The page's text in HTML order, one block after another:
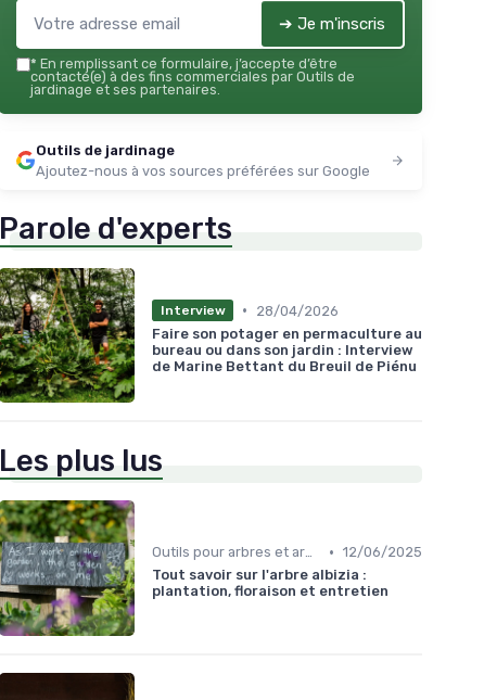
➔ Je m'inscris
* En remplissant ce formulaire, j’accepte d’être
contacté(e) à des fins commerciales par Outils de
jardinage et ses partenaires.
Outils de jardinage
Ajoutez-nous à vos sources préférées sur Google
Parole d'experts
Interview •
28/04/2026
Faire son potager en permaculture au
bureau ou dans son jardin : Interview
de Marine Bettant du Breuil de Piénu
Les plus lus
Outils pour arbres et arbustes • 12/06/2025
Tout savoir sur l'arbre albizia :
plantation, floraison et entretien